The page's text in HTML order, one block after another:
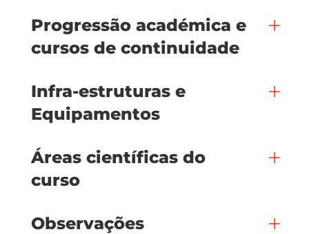
Progressão académica e
cursos de continuidade
Infra-estruturas e
Equipamentos
Áreas científicas do
curso
Observações